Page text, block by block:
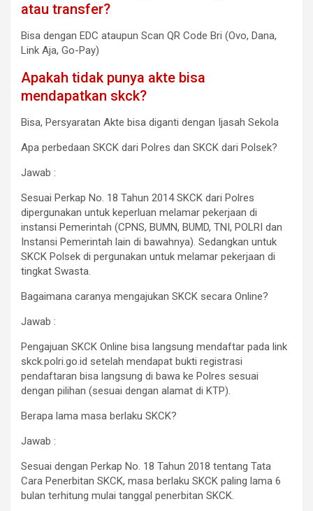
atau transfer?
Bisa dengan EDC ataupun Scan QR Code Bri (Ovo, Dana,
Link Aja, Go-Pay)
Apakah tidak punya akte bisa
mendapatkan skck?
Bisa, Persyaratan Akte bisa diganti dengan Ijasah Sekola
Apa perbedaan SKCK dari Polres dan SKCK dari Polsek?
Jawab :
Sesuai Perkap No. 18 Tahun 2014 SKCK dari Polres
dipergunakan untuk keperluan melamar pekerjaan di
instansi Pemerintah (CPNS, BUMN, BUMD, TNI, POLRI dan
Instansi Pemerintah lain di bawahnya). Sedangkan untuk
SKCK Polsek di pergunakan untuk melamar pekerjaan di
tingkat Swasta.
Bagaimana caranya mengajukan SKCK secara Online?
Jawab :
Pengajuan SKCK Online bisa langsung mendaftar pada link
skck.polri.go.id setelah mendapat bukti registrasi
pendaftaran bisa langsung di bawa ke Polres sesuai
dengan pilihan (sesuai dengan alamat di KTP).
Berapa lama masa berlaku SKCK?
Jawab :
Sesuai dengan Perkap No. 18 Tahun 2018 tentang Tata
Cara Penerbitan SKCK, masa berlaku SKCK paling lama 6
bulan terhitung mulai tanggal penerbitan SKCK.